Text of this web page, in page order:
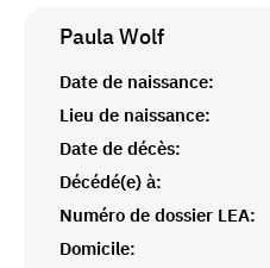
PaulaWolf
Date de naissance:
Lieu de naissance:
Date de décès:
Décédé(e) à:
Numéro de dossier LEA:
Domicile: